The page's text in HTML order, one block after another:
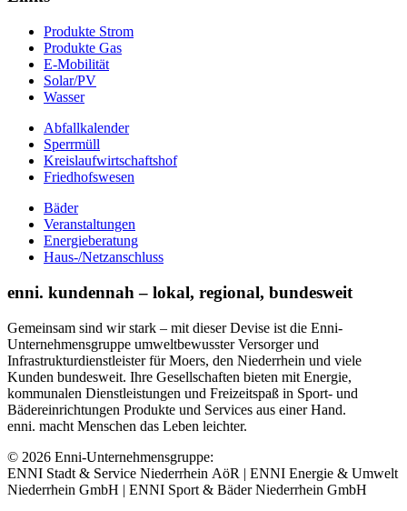
Produkte Strom
Produkte Gas
E-Mobilität
Solar/PV
Wasser
Abfallkalender
Sperrmüll
Kreislaufwirtschaftshof
Friedhofswesen
Bäder
Veranstaltungen
Energieberatung
Haus-/Netzanschluss
enni. kundennah – lokal, regional, bundesweit
Gemeinsam sind wir stark – mit dieser Devise ist die Enni-
Unternehmensgruppe umweltbewusster Versorger und
Infrastrukturdienstleister für Moers, den Niederrhein und viele
Kunden bundesweit. Ihre Gesellschaften bieten mit Energie,
kommunalen Dienstleistungen und Freizeitspaß in Sport- und
Bädereinrichtungen Produkte und Services aus einer Hand.
enni. macht Menschen das Leben leichter.
© 2026 Enni-Unternehmensgruppe:
ENNI Stadt & Service Niederrhein AöR | ENNI Energie & Umwelt
Niederrhein GmbH | ENNI Sport & Bäder Niederrhein GmbH